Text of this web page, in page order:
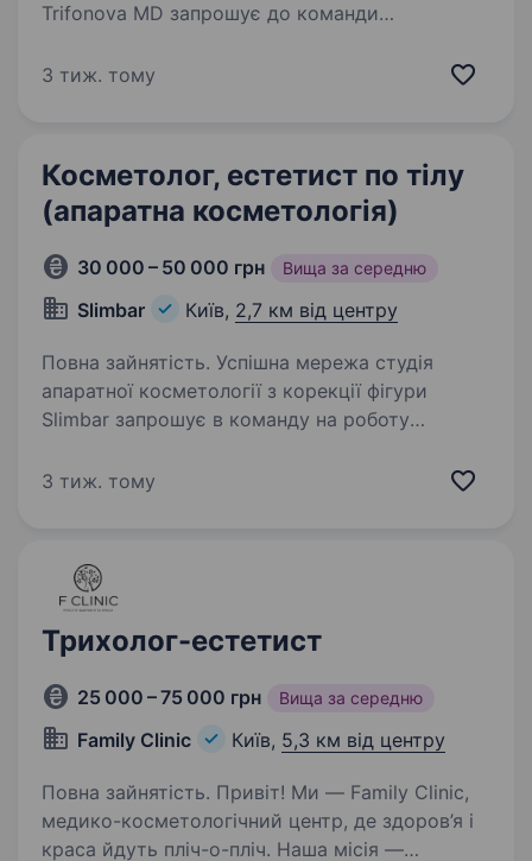
Trifonova MD запрошує до команди
Ми шукаємо професіонала, який любить свою
3 тиж. тому
Косметолог, естетист по тілу
(апаратна косметологія)
30 000 – 50 000 грн Вища за середню
Slimbar Київ, 2,7 км від центру
Повна зайнятість. Успішна мережа студія
апаратної косметології з корекції фігури
Slimbar запрошує в команду на роботу
Працюємо з найефективнішими апаратами:
3 тиж. тому
Трихолог-естетист
25 000 – 75 000 грн Вища за середню
Family Clinic Київ, 5,3 км від центру
Повна зайнятість. Привіт! Ми — Family Clinic,
медико-косметологічний центр, де здоров’я і
краса йдуть пліч-о-пліч. Наша місія —